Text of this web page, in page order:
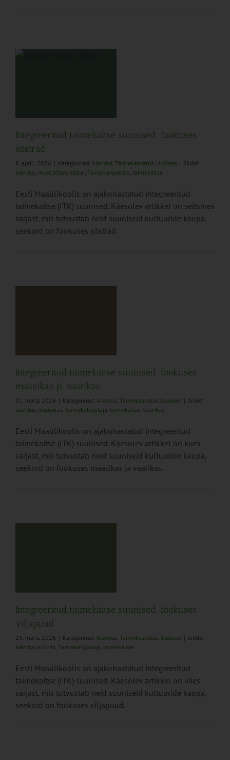
Integreeritud taimekaitse suunised: fookuses
sõstrad
8. aprill 2026 | Kategooriad: Aiandus, Taimekasvatus, Uudised | Sildid:
aiandus, must sõstar, sõstar, Taimekahjustaja, taimekaitse
Eesti Maaülikoolis on ajakohastatud integreeritud
taimekaitse (ITK) suunised. Käesolev artikkel on seitsmes
sarjast, mis tutvustab neid suuniseid kultuuride kaupa,
seekord on fookuses sõstrad.
Integreeritud taimekaitse suunised: fookuses
maasikas ja vaarikas
31. märts 2026 | Kategooriad: Aiandus, Taimekasvatus, Uudised | Sildid:
aiandus, maasikas, Taimekahjustaja, taimekaitse, vaarikas
Eesti Maaülikoolis on ajakohastatud integreeritud
taimekaitse (ITK) suunised. Käesolev artikkel on kues
sarjast, mis tutvustab neid suuniseid kultuuride kaupa,
seekord on fookuses maasikas ja vaarikas.
Integreeritud taimekaitse suunised: fookuses
viljapuud
25. märts 2026 | Kategooriad: Aiandus, Taimekasvatus, Uudised | Sildid:
aiandus, kõrvits, Taimekahjustaja, taimekaitse
Eesti Maaülikoolis on ajakohastatud integreeritud
taimekaitse (ITK) suunised. Käesolev artikkel on viies
sarjast, mis tutvustab neid suuniseid kultuuride kaupa,
seekord on fookuses viljapuud.